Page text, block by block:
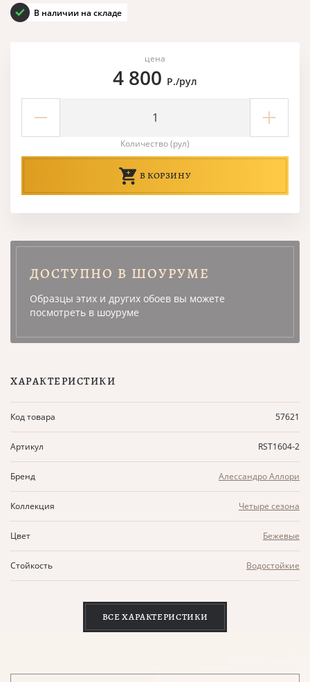
В наличии на складе
цена
4 800 Р./рул
Количество (рул)
В КОРЗИНУ
ДОСТУПНО В ШОУРУМЕ
Образцы этих и других обоев вы можете
посмотреть в шоуруме
ХАРАКТЕРИСТИКИ
Код товара 57621
Артикул RST1604-2
Бренд Алессандро Аллори
Коллекция Четыре сезона
Цвет Бежевые
Стойкость Водостойкие
ВСЕ ХАРАКТЕРИСТИКИ